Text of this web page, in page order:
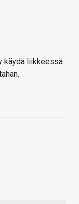
käydä liikkeessä